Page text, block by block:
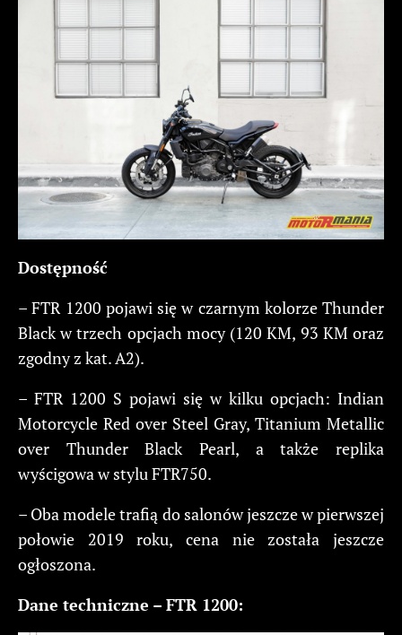
Dostępność
– FTR 1200 pojawi się w czarnym kolorze Thunder
Black w trzech opcjach mocy (120 KM, 93 KM oraz
zgodny z kat. A2).
– FTR 1200 S pojawi się w kilku opcjach: Indian
Motorcycle Red over Steel Gray, Titanium Metallic
over Thunder Black Pearl, a także replika
wyścigowa w stylu FTR750.
– Oba modele trafią do salonów jeszcze w pierwszej
połowie 2019 roku, cena nie została jeszcze
ogłoszona.
Dane techniczne – FTR 1200: